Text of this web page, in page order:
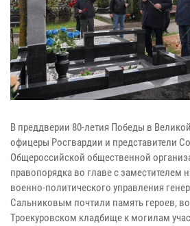
В преддверии 80-летия Победы в
офицеры Росгвардии и представители
Общероссийской общественной
правопорядка во главе с заместителем
военно-политического управления
Сальниковым почтили память героев,
Троекуровском кладбище к могилам